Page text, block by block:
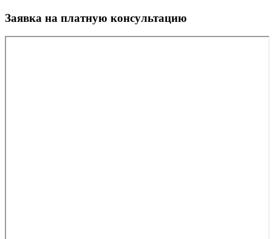
Заявка на платную консультацию